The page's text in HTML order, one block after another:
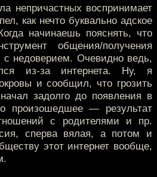
непричастных воспринимает
как нечто буквально адское
начинаешь пояснять, что
общения/получения
недоверием. Очевидно ведь,
из-за интернета. Ну, я
и сообщил, что грозить
задолго до появления в
произошедшее — результат
с родителями и пр.
сперва вялая, а потом и
этот интернет вообще,